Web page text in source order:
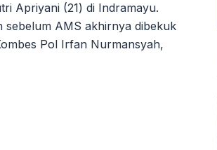
Apriyani (21) di Indramayu.
sebelum AMS akhirnya dibekuk
Pol Irfan Nurmansyah,